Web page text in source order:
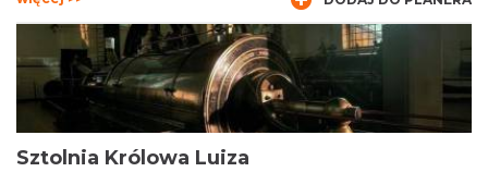
Sztolnia Królowa Luiza